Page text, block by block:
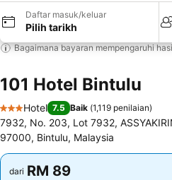
Daftar masuk/keluar
Pilih tarikh
Bagaimana bayaran mempengaruhi
101 Hotel Bintulu
3 Bintang
Hotel 7.5 Baik (1,119 penilaian)
7932, No. 203, Lot 7932,
97000, Bintulu, Malaysia
dari RM 89
dari RM 89